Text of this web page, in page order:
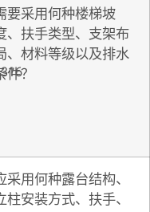
要采用何种楼梯坡
、扶手类型、支架布
、材料等级以及排水
件？
采用何种露台结构、
柱安装方式、扶手、